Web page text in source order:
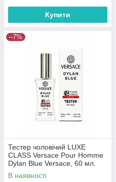
Купити
–7%
Тестер чоловічий LUXE
CLASS Versace Pour Homme
Dylan Blue Versace, 60 мл.
В наявності